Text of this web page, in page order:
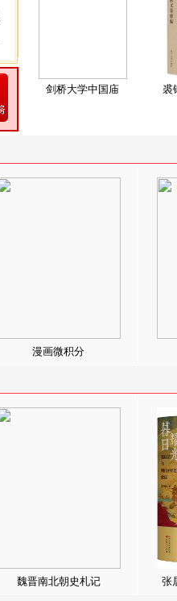
剑桥大学中国庙 裘
漫画微积分
魏晋南北朝史札记 张